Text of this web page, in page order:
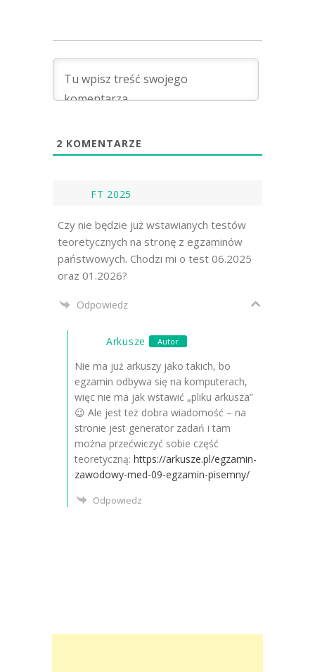
2 KOMENTARZE
FT 2025
Czy nie będzie już wstawianych testów
teoretycznych na stronę z egzaminów
państwowych. Chodzi mi o test 06.2025
oraz 01.2026?
Odpowiedz
Arkusze Autor
Nie ma już arkuszy jako takich, bo
egzamin odbywa się na komputerach,
więc nie ma jak wstawić „pliku arkusza”
😉 Ale jest też dobra wiadomość – na
stronie jest generator zadań i tam
można przećwiczyć sobie część
teoretyczną: https://arkusze.pl/egzamin-
zawodowy-med-09-egzamin-pisemny/
Odpowiedz